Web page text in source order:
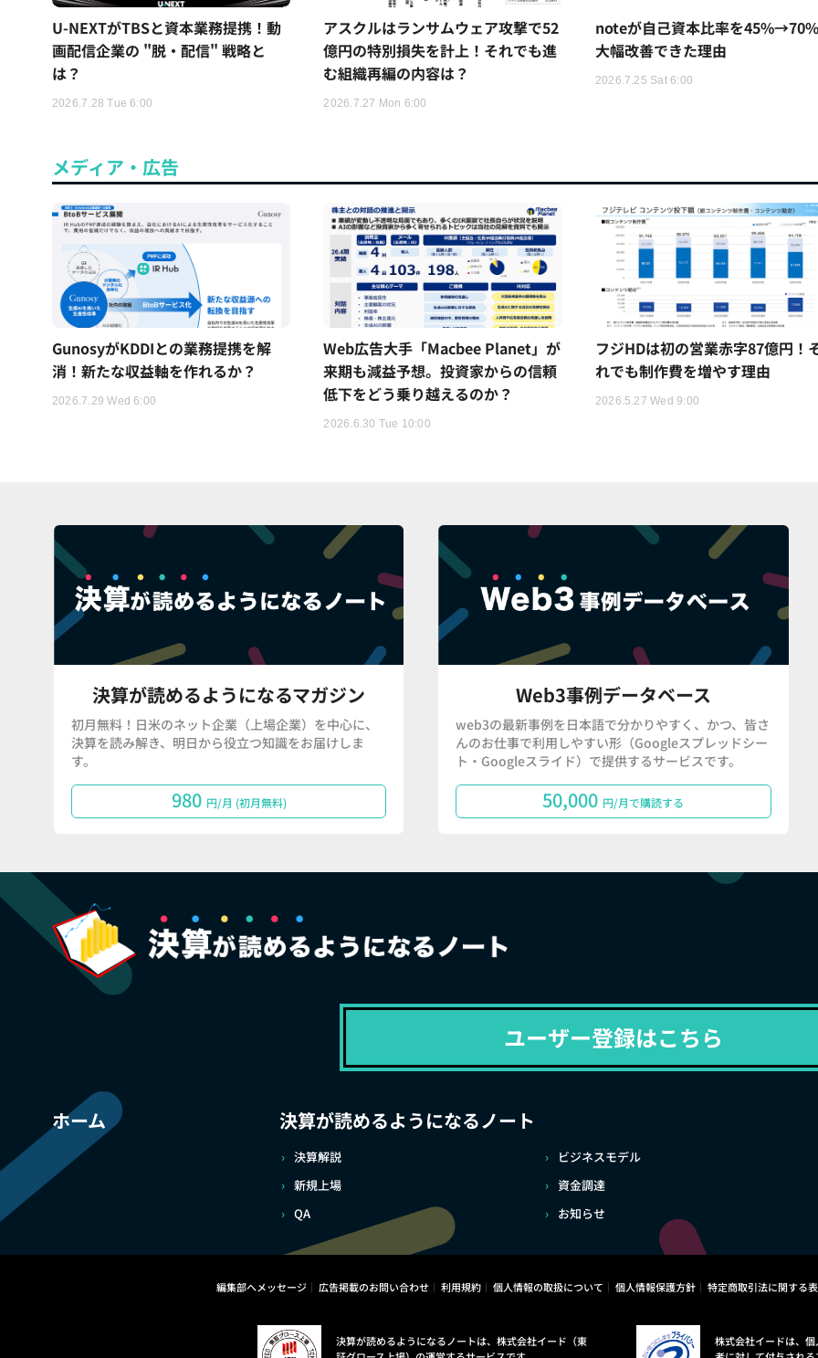
U-NEXTがTBSと資本業務提携！動
画配信企業の "脱・配信" 戦略と
は？
2026.7.28 Tue 6:00
アスクルはランサムウェア攻撃で52
億円の特別損失を計上！それでも進
む組織再編の内容は？
2026.7.27 Mon 6:00
noteが自己資本比率を
大幅改善できた理由
2026.7.25 Sat 6:00
メディア・広告
GunosyがKDDIとの業務提携を解
消！新たな収益軸を作れるか？
2026.7.29 Wed 6:00
Web広告大手「Macbee Planet」が
来期も減益予想。投資家からの信頼
低下をどう乗り越えるのか？
2026.6.30 Tue 10:00
フジHDは初の営業赤字87億円！
れでも制作費を増やす理由
2026.5.27 Wed 9:00
決算が読めるようになるマガジン
初月無料！日米のネット企業（上場企業）を中心に、
決算を読み解き、明日から役立つ知識をお届けしま
す。
980 円/月 (初月無料)
Web3事例データベース
web3の最新事例を日本語で分かりやすく、かつ、皆さ
んのお仕事で利用しやすい形（Googleスプレッドシー
ト・Googleスライド）で提供するサービスです。
50,000 円/月で購読する
ユーザー登録はこちら
ホーム 決算が読めるようになるノート
決算解説
ビジネスモデル
新規上場
資金調達
QA
お知らせ
編集部へメッセージ 広告掲載のお問い合わせ 利用規約 個人情報の取扱について 個人情報保護方針 特定商取引法に関する
決算が読めるようになるノートは、株式会社イード（東
株式会社イードは、